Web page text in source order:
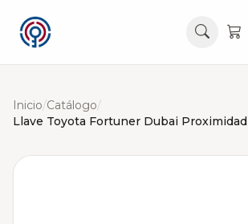
Inicio/Catálogo/
Llave Toyota Fortuner Dubai Proximidad